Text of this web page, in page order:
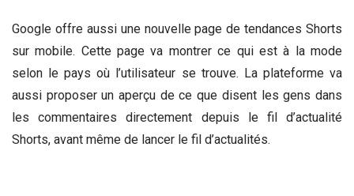
Google offre aussi une nouvelle page de tendances Shorts
sur mobile. Cette page va montrer ce qui est à la mode
selon le pays où l’utilisateur se trouve. La plateforme va
aussi proposer un aperçu de ce que disent les gens dans
les commentaires directement depuis le fil d’actualité
Shorts, avant même de lancer le fil d’actualités.